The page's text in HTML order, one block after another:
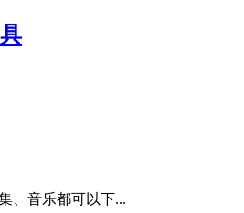
、音乐都可以下...